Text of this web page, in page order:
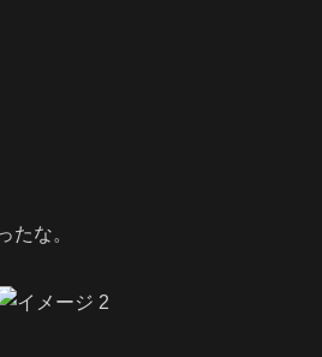
たな。